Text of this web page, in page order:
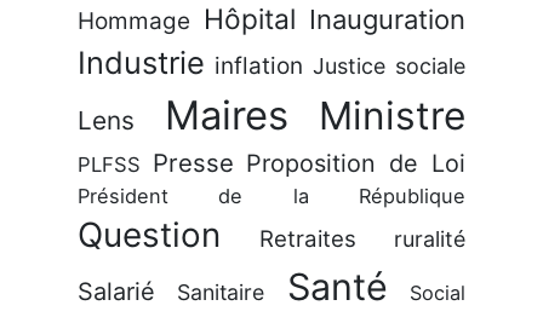
Hommage Hôpital Inauguration
Industrie inflation Justice sociale
Lens Maires Ministre
PLFSS Presse Proposition de Loi
Président de la République
Question Retraites ruralité
Salarié Sanitaire Santé Social